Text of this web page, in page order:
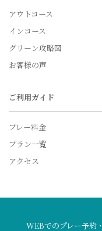
アウトコース
インコース
グリーン攻略図
お客様の声
ご利用ガイド
プレー料金
プラン一覧
アクセス
WEBでのプレー予約・